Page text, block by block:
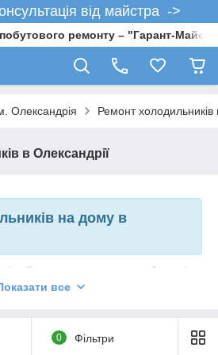
від майстра ->
ремонту – "Гарант-
Олександрія Ремонт холодильників
в Олександрії
на дому в
займаючись ремонтом побутової
проблему з поломаним
кваліфіковане, уважне і розсудливе
найкраще описують нашу роботу.
служби мають повний запас
все
0 Фільтри